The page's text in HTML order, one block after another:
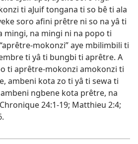
ti aJuif tongana ti so bê ti ala
soro afini prêtre ni so na yâ ti
mingi, na mingi ni na popo ti
mokonzi” aye mbilimbili ti
ti yâ ti bungbi ti aprêtre. A
ti aprêtre-mokonzi amokonzi ti
ambeni kota zo ti yâ ti sewa ti
ngbene kota prêtre, na
24:​1-19; Matthieu 2:4;